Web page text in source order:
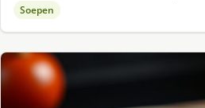
Soepen